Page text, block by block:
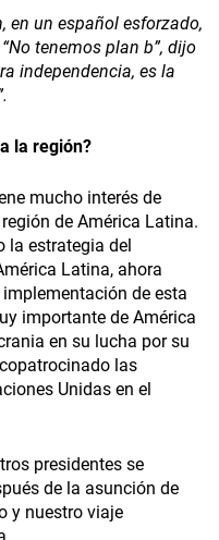
en un español esforzado,
tenemos plan b”, dijo
independencia, es la
la región?
mucho interés de
de América Latina.
la estrategia del
Latina, ahora
de esta
importante de América
en su lucha por su
las
Unidas en el
presidentes se
de la asunción de
y nuestro viaje